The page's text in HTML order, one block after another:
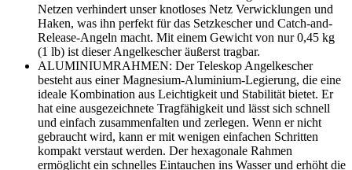
Netzen verhindert unser knotloses Netz Verwicklungen und
Haken, was ihn perfekt für das Setzkescher und Catch-and-
Release-Angeln macht. Mit einem Gewicht von nur 0,45 kg
(1 lb) ist dieser Angelkescher äußerst tragbar.
ALUMINIUMRAHMEN: Der Teleskop Angelkescher
besteht aus einer Magnesium-Aluminium-Legierung, die eine
ideale Kombination aus Leichtigkeit und Stabilität bietet. Er
hat eine ausgezeichnete Tragfähigkeit und lässt sich schnell
und einfach zusammenfalten und zerlegen. Wenn er nicht
gebraucht wird, kann er mit wenigen einfachen Schritten
kompakt verstaut werden. Der hexagonale Rahmen
ermöglicht ein schnelles Eintauchen ins Wasser und erhöht die